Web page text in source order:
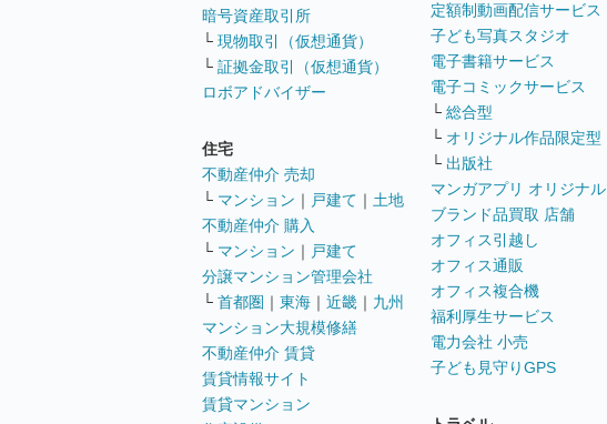
暗号資産取引所
└ 現物取引（仮想通貨）
└ 証拠金取引（仮想通貨）
ロボアドバイザー
住宅
不動産仲介 売却
└ マンション ｜ 戸建て ｜ 土地
不動産仲介 購入
└ マンション ｜ 戸建て
分譲マンション管理会社
└ 首都圏 ｜ 東海 ｜ 近畿 ｜ 九州
マンション大規模修繕
不動産仲介 賃貸
賃貸情報サイト
賃貸マンション
定額制動画配信サービス
子ども写真スタジオ
電子書籍サービス
電子コミックサービス
└ 総合型
└ オリジナル作品限定型
└ 出版社
マンガアプリ オリジナル
ブランド品買取 店舗
オフィス引越し
オフィス通販
オフィス複合機
福利厚生サービス
電力会社 小売
子ども見守りGPS